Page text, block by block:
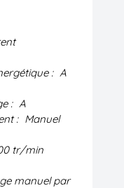
: A
: A
: Manuel
tr/min
manuel par